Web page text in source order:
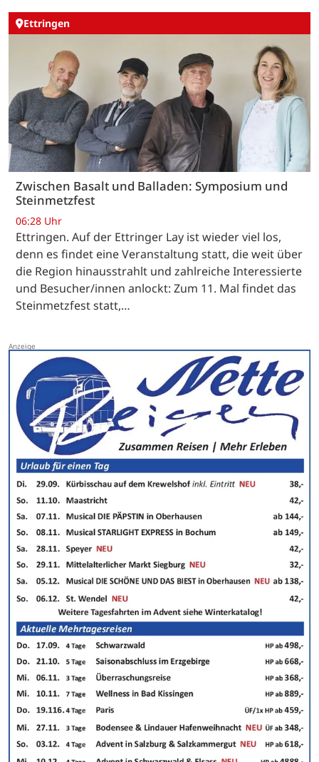
Ettringen
Zwischen Basalt und Balladen: Symposium und
Steinmetzfest
06:28 Uhr
Ettringen. Auf der Ettringer Lay ist wieder viel los,
denn es findet eine Veranstaltung statt, die weit über
die Region hinausstrahlt und zahlreiche Interessierte
und Besucher/innen anlockt: Zum 11. Mal findet das
Steinmetzfest statt,…